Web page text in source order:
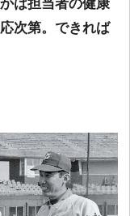
は担当者の健康
次第。できれば